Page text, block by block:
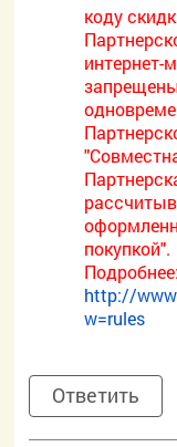
коду
интернет-
покупкой".
Подробнее:
http://
w=rules
Ответить